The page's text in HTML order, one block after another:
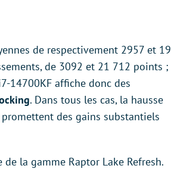
de respectivement 2957 et 19
de 3092 et 21 712 points ;
14700KF affiche donc des
. Dans tous les cas, la hausse
des gains substantiels
la gamme Raptor Lake Refresh.